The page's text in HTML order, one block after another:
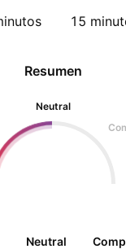
15
Resumen
Neutral
Neutral